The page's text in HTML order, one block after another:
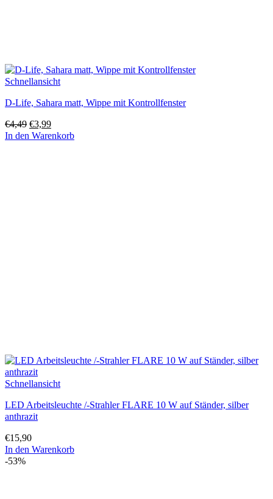
Schnellansicht
D-Life, Sahara matt, Wippe mit Kontrollfenster
€4,49 Ursprünglicher
Preis
€3,99Aktueller
Preis
In den Warenkorb
Schnellansicht
LED Arbeitsleuchte /-Strahler FLARE 10 W auf Ständer, silber
anthrazit
€15,90
In den Warenkorb
-53%